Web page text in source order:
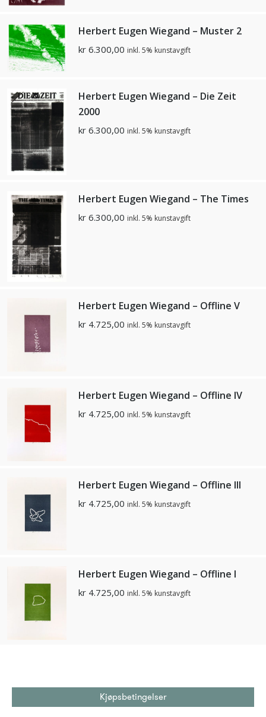
Herbert Eugen Wiegand – Muster 2
kr 6.300,00 inkl. 5% kunstavgift
Herbert Eugen Wiegand – Die Zeit
2000
kr 6.300,00 inkl. 5% kunstavgift
Herbert Eugen Wiegand – The Times
kr 6.300,00 inkl. 5% kunstavgift
Herbert Eugen Wiegand – Offline V
kr 4.725,00 inkl. 5% kunstavgift
Herbert Eugen Wiegand – Offline lV
kr 4.725,00 inkl. 5% kunstavgift
Herbert Eugen Wiegand – Offline lll
kr 4.725,00 inkl. 5% kunstavgift
Herbert Eugen Wiegand – Offline l
kr 4.725,00 inkl. 5% kunstavgift
Kjøpsbetingelser